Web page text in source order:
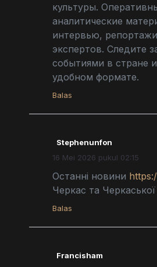
культуры.
аналитические
интервью,
экспертов. Следите
событиями в стране
удобном формате.
Balas
Stephenunfon
16 Mei 2026 pukul 02:15
Останні новини
Черкас та Черкаської
Balas
Francisham